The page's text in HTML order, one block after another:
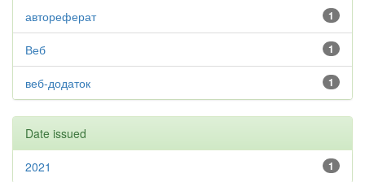
1
автореферат
1
Веб
1
веб-додаток
Date issued
1
2021